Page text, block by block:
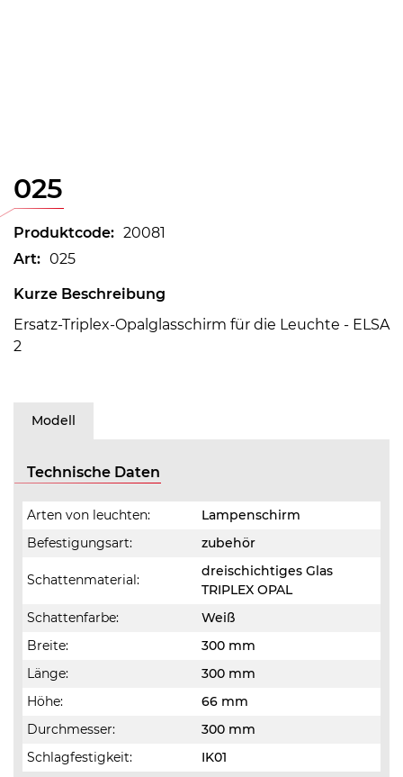
025
Produktcode: 20081
Art: 025
Kurze Beschreibung
Ersatz-Triplex-Opalglasschirm für die Leuchte - ELSA
2
Modell
Technische Daten
Arten von leuchten:
Lampenschirm
Befestigungsart:
zubehör
Schattenmaterial:
dreischichtiges Glas
TRIPLEX OPAL
Schattenfarbe:
Weiß
Breite:
300 mm
Länge:
300 mm
Höhe:
66 mm
Durchmesser:
300 mm
Schlagfestigkeit:
IK01